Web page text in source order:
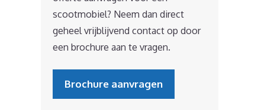
scootmobiel? Neem dan direct
geheel vrijblijvend contact op door
een brochure aan te vragen.
Brochure aanvragen